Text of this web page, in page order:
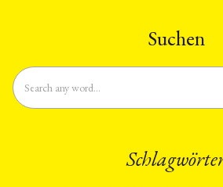
Suchen